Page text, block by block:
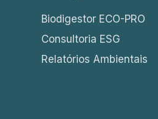
Biodigestor ECO-PRO
Consultoria ESG
Relatórios Ambientais